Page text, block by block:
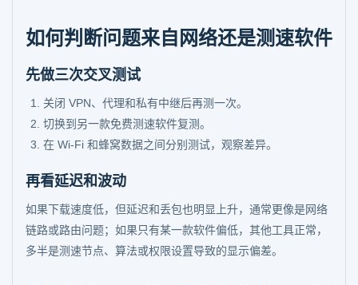
如何判断问题来自网络还是测速软件
先做三次交叉测试
关闭 VPN、代理和私有中继后再测一次。
切换到另一款免费测速软件复测。
在 Wi-Fi 和蜂窝数据之间分别测试，观察差异。
再看延迟和波动
如果下载速度低，但延迟和丢包也明显上升，通常更像是网络
链路或路由问题；如果只有某一款软件偏低，其他工具正常，
多半是测速节点、算法或权限设置导致的显示偏差。